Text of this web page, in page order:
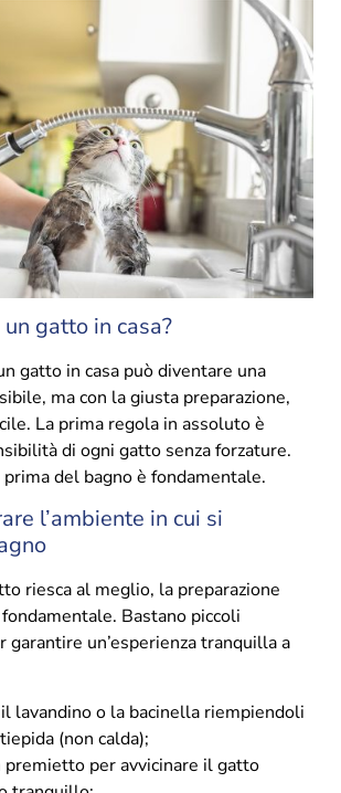
gatto in casa?
gatto in casa può diventare una
ma con la giusta preparazione,
La prima regola in assoluto è
di ogni gatto senza forzature.
prima del bagno è fondamentale.
l’ambiente in cui si
riesca al meglio, la preparazione
Bastano piccoli
garantire un’esperienza tranquilla a
lavandino o la bacinella riempiendoli
(non calda);
premietto per avvicinare il gatto